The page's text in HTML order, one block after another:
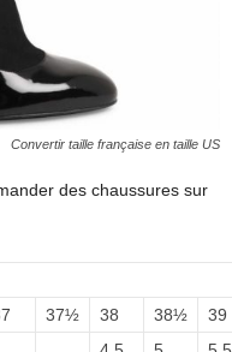
Convertir taille française en taille US
des chaussures sur
37½ 38 38½
39